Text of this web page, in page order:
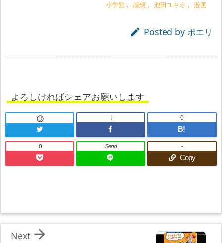
小学館 , 感想 , 池田ユキオ , 漫画
 Posted by ポエリ
よろしければシェアお願いします
 !
B!
0
0 Send
Copy
-

Next